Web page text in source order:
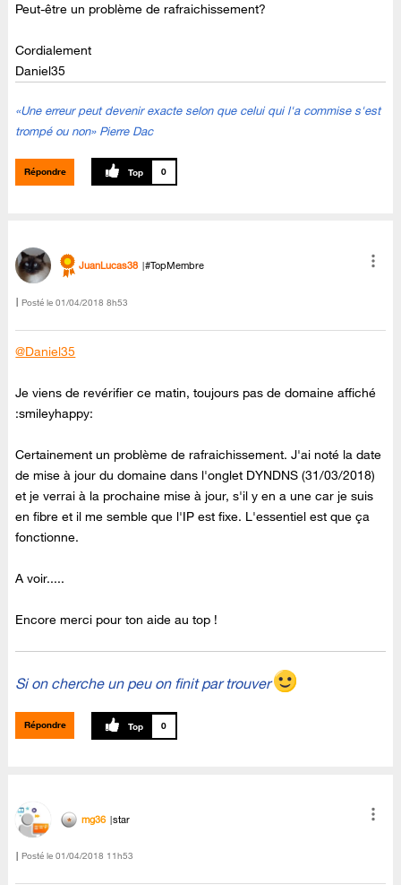
Peut-être un problème de rafraichissement?
Cordialement
Daniel35
«Une erreur peut devenir exacte selon que celui qui l'a commise s'est
trompé ou non» Pierre Dac
Répondre 0
JuanLucas38 #TopMembre
Posté le ‎01/04/2018 8h53
@Daniel35
Je viens de revérifier ce matin, toujours pas de domaine affiché
:smileyhappy:
Certainement un problème de rafraichissement. J'ai noté la date
de mise à jour du domaine dans l'onglet DYNDNS (31/03/2018)
et je verrai à la prochaine mise à jour, s'il y en a une car je suis
en fibre et il me semble que l'IP est fixe. L'essentiel est que ça
fonctionne.
A voir.....
Encore merci pour ton aide au top !
Si on cherche un peu on finit par trouver
Répondre 0
mg36 star
Posté le ‎01/04/2018 11h53